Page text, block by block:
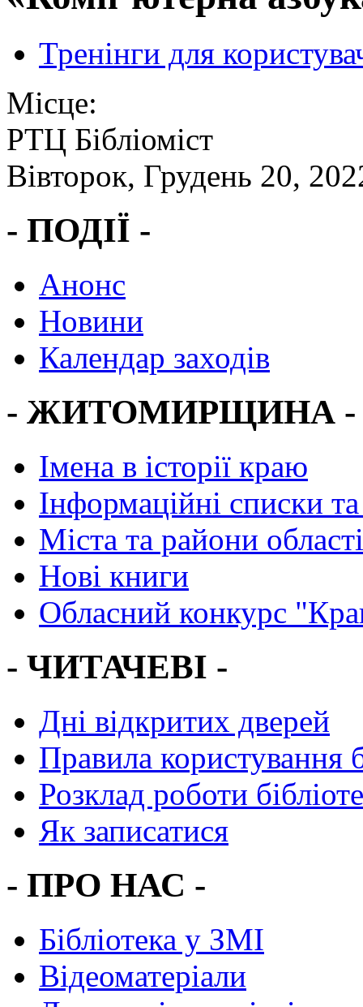
Тренінги для
Місце:
РТЦ Бібліоміст
Вівторок, Грудень 20,
- ПОДІЇ -
Анонс
Новини
Календар заходів
- ЖИТОМИРЩИНА -
Імена в історії краю
Інформаційні списки
Міста та райони області
Нові книги
Обласний конкурс
- ЧИТАЧЕВІ -
Дні відкритих дверей
Правила користування
Розклад роботи
Як записатися
- ПРО НАС -
Бібліотека у ЗМІ
Відеоматеріали